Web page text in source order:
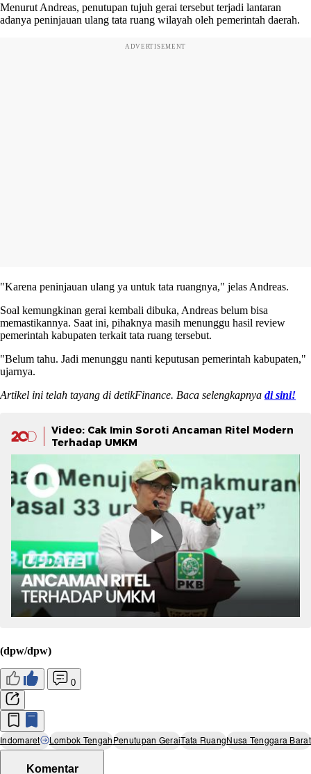
Menurut Andreas, penutupan tujuh gerai tersebut terjadi lantaran
adanya peninjauan ulang tata ruang wilayah oleh pemerintah daerah.
ADVERTISEMENT
"Karena peninjauan ulang ya untuk tata ruangnya," jelas Andreas.
Soal kemungkinan gerai kembali dibuka, Andreas belum bisa
memastikannya. Saat ini, pihaknya masih menunggu hasil review
pemerintah kabupaten terkait tata ruang tersebut.
"Belum tahu. Jadi menunggu nanti keputusan pemerintah kabupaten,"
ujarnya.
Artikel ini telah tayang di detikFinance. Baca selengkapnya di sini!
Video: Cak Imin Soroti Ancaman Ritel Modern
Terhadap UMKM
(dpw/dpw)
0
Indomaret Lombok TengahPenutupan GeraiTata RuangNusa Tenggara Barat
Komentar